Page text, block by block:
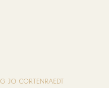
JO CORTENRAEDT